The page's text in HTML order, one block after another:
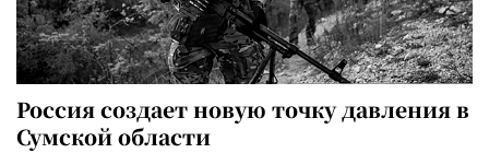
Россия создает новую точку давления в
Сумской области